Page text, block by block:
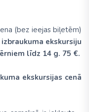
(bez ieejas biļetēm)
ekskursiju
līdz 14 g. 75 €.
ekskursijas cenā